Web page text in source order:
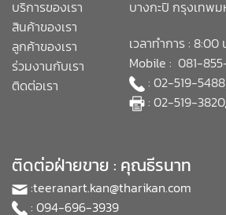
บริการของเรา
สินค้าของเรา
ลูกค้าของเรา
ร่วมงานกับเรา
ติดต่อเรา
บางกะปิ กรุงเทพ
เวลาทำการ : 8:00
Mobile : 081-
: 02-519-
: 02-519-
ติดต่อฝ่ายขาย : คุณธีรนาท
:teeranart.kan@tharikan.com
: 094-696-3939